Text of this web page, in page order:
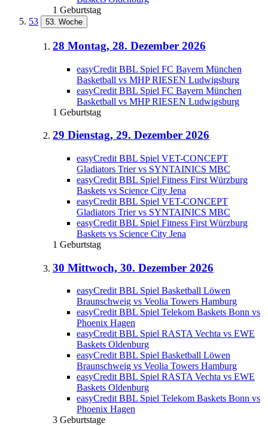
1 Geburtstag
53
53. Woche
28 Montag, 28. Dezember 2026
easyCredit BBL Spiel FC Bayern München
Basketball vs MHP RIESEN Ludwigsburg
easyCredit BBL Spiel FC Bayern München
Basketball vs MHP RIESEN Ludwigsburg
1 Geburtstag
29 Dienstag, 29. Dezember 2026
easyCredit BBL Spiel VET-CONCEPT
Gladiators Trier vs SYNTAINICS MBC
easyCredit BBL Spiel Fitness First Würzburg
Baskets vs Science City Jena
easyCredit BBL Spiel VET-CONCEPT
Gladiators Trier vs SYNTAINICS MBC
easyCredit BBL Spiel Fitness First Würzburg
Baskets vs Science City Jena
1 Geburtstag
30 Mittwoch, 30. Dezember 2026
easyCredit BBL Spiel Basketball Löwen
Braunschweig vs Veolia Towers Hamburg
easyCredit BBL Spiel Telekom Baskets Bonn vs
Phoenix Hagen
easyCredit BBL Spiel RASTA Vechta vs EWE
Baskets Oldenburg
easyCredit BBL Spiel Basketball Löwen
Braunschweig vs Veolia Towers Hamburg
easyCredit BBL Spiel RASTA Vechta vs EWE
Baskets Oldenburg
easyCredit BBL Spiel Telekom Baskets Bonn vs
Phoenix Hagen
3 Geburtstage